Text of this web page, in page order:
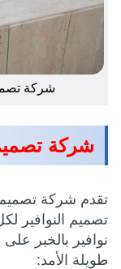
شركة
شركة تصميم
تقدم شركة تصميم
تصميم النوافير
نوافير بالخبر
طويلة الأمد: